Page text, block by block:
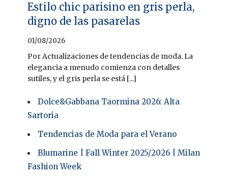
Estilo chic parisino en gris perla,
digno de las pasarelas
01/08/2026
Por Actualizaciones de tendencias de moda. La
elegancia a menudo comienza con detalles
sutiles, y el gris perla se está [...]
Dolce&Gabbana Taormina 2026: Alta
Sartoria
Tendencias de Moda para el Verano
Blumarine | Fall Winter 2025/2026 | Milan
Fashion Week